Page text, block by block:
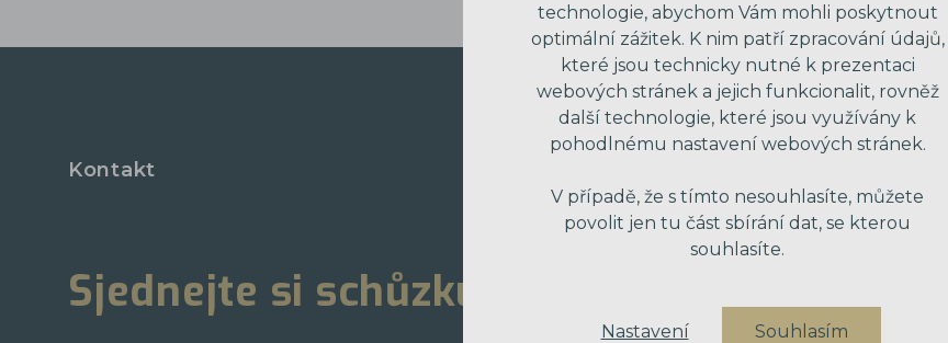
Kontakt
Sjednejte si schůzku
technologie, abychom Vám mohli poskytnout
optimální zážitek. K nim patří zpracování údajů,
které jsou technicky nutné k prezentaci
webových stránek a jejich funkcionalit, rovněž
další technologie, které jsou využívány k
pohodlnému nastavení webových stránek.
V případě, že s tímto nesouhlasíte, můžete
povolit jen tu část sbírání dat, se kterou
souhlasíte.
Nastavení Souhlasím